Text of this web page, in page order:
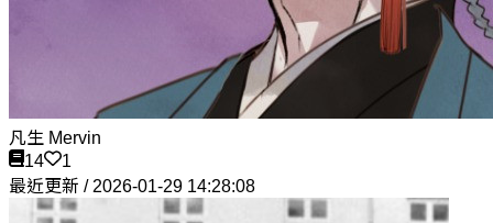
凡生 Mervin
14
1
最近更新 / 2026-01-29 14:28:08